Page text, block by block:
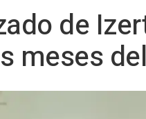
de
meses